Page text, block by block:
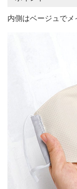
内側はベージュで